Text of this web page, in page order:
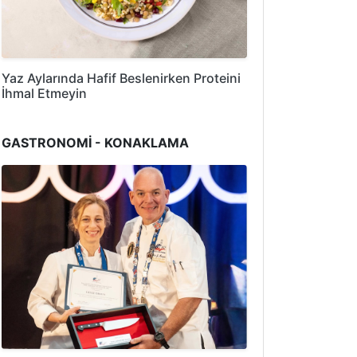
Yaz Aylarında Hafif Beslenirken Proteini
İhmal Etmeyin
GASTRONOMİ - KONAKLAMA